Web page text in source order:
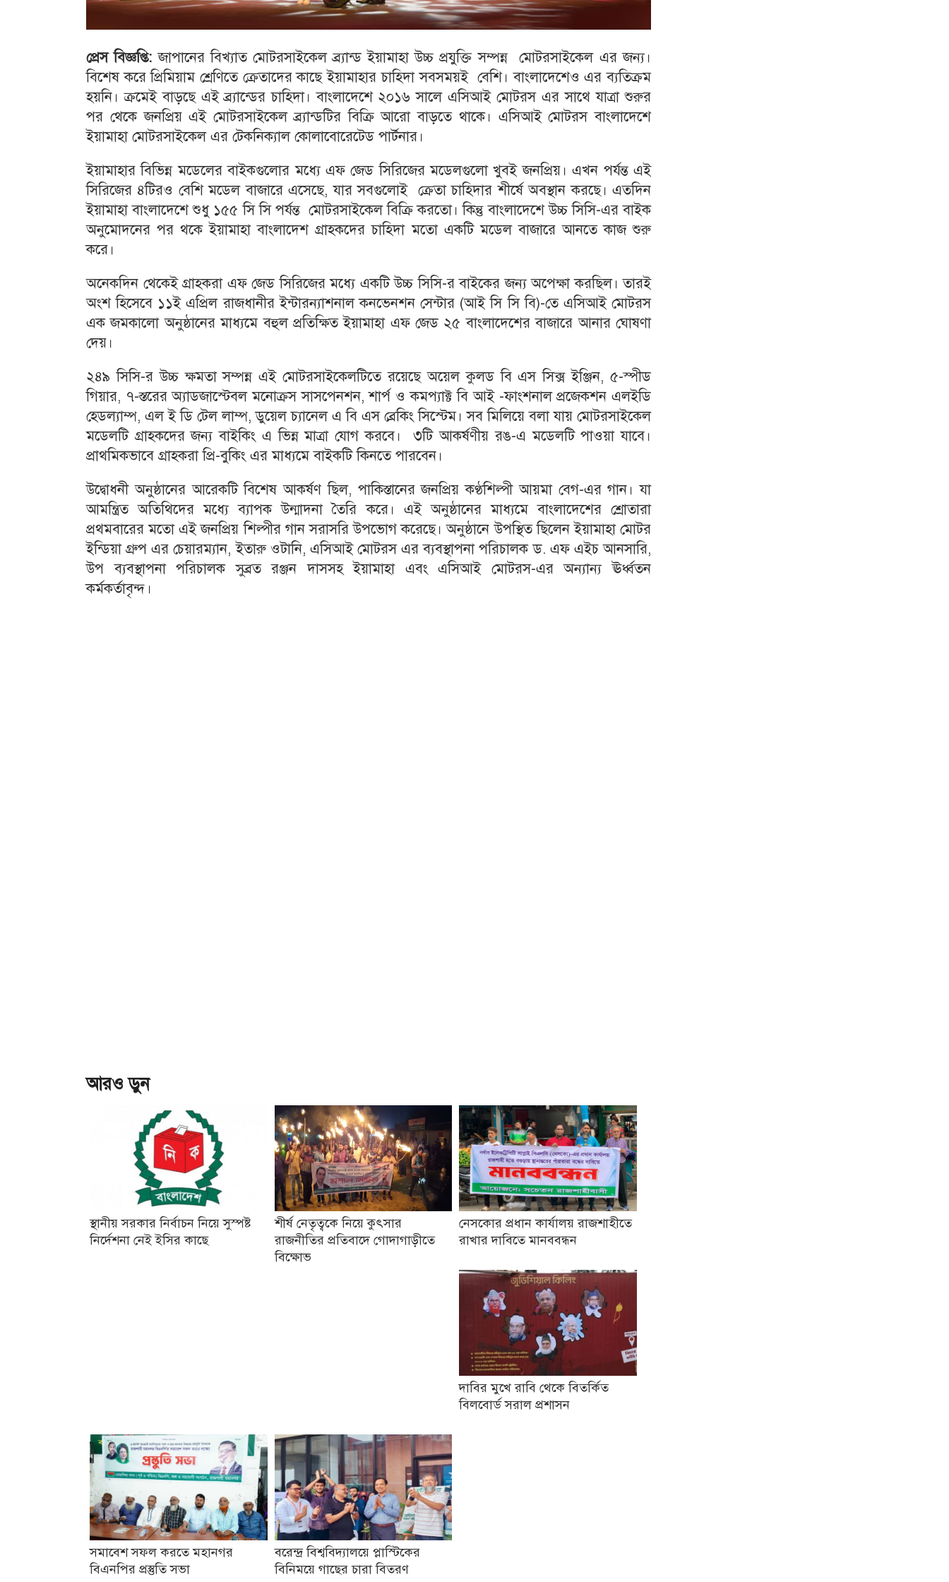
প্রেস বিজ্ঞপ্তি: জাপানের বিখ্যাত মোটরসাইকেল ব্র্যান্ড ইয়ামাহা উচ্চ প্রযুক্তি সম্পন্ন মোটরসাইকেল এর জন্য।
বিশেষ করে প্রিমিয়াম শ্রেণিতে ক্রেতাদের কাছে ইয়ামাহার চাহিদা সবসময়ই বেশি। বাংলাদেশেও এর ব্যতিক্রম
হয়নি। ক্রমেই বাড়ছে এই ব্র্যান্ডের চাহিদা। বাংলাদেশে ২০১৬ সালে এসিআই মোটরস এর সাথে যাত্রা শুরুর
পর থেকে জনপ্রিয় এই মোটরসাইকেল ব্র্যান্ডটির বিক্রি আরো বাড়তে থাকে। এসিআই মোটরস বাংলাদেশে
ইয়ামাহা মোটরসাইকেল এর টেকনিক্যাল কোলাবোরেটেড পার্টনার।
ইয়ামাহার বিভিন্ন মডেলের বাইকগুলোর মধ্যে এফ জেড সিরিজের মডেলগুলো খুবই জনপ্রিয়। এখন পর্যন্ত এই
সিরিজের ৪টিরও বেশি মডেল বাজারে এসেছে, যার সবগুলোই ক্রেতা চাহিদার শীর্ষে অবস্থান করছে। এতদিন
ইয়ামাহা বাংলাদেশে শুধু ১৫৫ সি সি পর্যন্ত মোটরসাইকেল বিক্রি করতো। কিন্তু বাংলাদেশে উচ্চ সিসি-এর বাইক
অনুমোদনের পর থকে ইয়ামাহা বাংলাদেশ গ্রাহকদের চাহিদা মতো একটি মডেল বাজারে আনতে কাজ শুরু
করে।
অনেকদিন থেকেই গ্রাহকরা এফ জেড সিরিজের মধ্যে একটি উচ্চ সিসি-র বাইকের জন্য অপেক্ষা করছিল। তারই
অংশ হিসেবে ১১ই এপ্রিল রাজধানীর ইন্টারন্যাশনাল কনভেনশন সেন্টার (আই সি সি বি)-তে এসিআই মোটরস
এক জমকালো অনুষ্ঠানের মাধ্যমে বহুল প্রতিক্ষিত ইয়ামাহা এফ জেড ২৫ বাংলাদেশের বাজারে আনার ঘোষণা
দেয়।
২৪৯ সিসি-র উচ্চ ক্ষমতা সম্পন্ন এই মোটরসাইকেলটিতে রয়েছে অয়েল কুলড বি এস সিক্স ইঞ্জিন, ৫-স্পীড
গিয়ার, ৭-স্তরের অ্যাডজাস্টেবল মনোক্রস সাসপেনশন, শার্প ও কমপ্যাক্ট বি আই -ফাংশনাল প্রজেকশন এলইডি
হেডল্যাম্প, এল ই ডি টেল লাম্প, ডুয়েল চ্যানেল এ বি এস ব্রেকিং সিস্টেম। সব মিলিয়ে বলা যায় মোটরসাইকেল
মডেলটি গ্রাহকদের জন্য বাইকিং এ ভিন্ন মাত্রা যোগ করবে। ৩টি আকর্ষণীয় রঙ-এ মডেলটি পাওয়া যাবে।
প্রাথমিকভাবে গ্রাহকরা প্রি-বুকিং এর মাধ্যমে বাইকটি কিনতে পারবেন।
উদ্বোধনী অনুষ্ঠানের আরেকটি বিশেষ আকর্ষণ ছিল, পাকিস্তানের জনপ্রিয় কণ্ঠশিল্পী আয়মা বেগ-এর গান। যা
আমন্ত্রিত অতিথিদের মধ্যে ব্যাপক উন্মাদনা তৈরি করে। এই অনুষ্ঠানের মাধ্যমে বাংলাদেশের শ্রোতারা
প্রথমবারের মতো এই জনপ্রিয় শিল্পীর গান সরাসরি উপভোগ করেছে। অনুষ্ঠানে উপস্থিত ছিলেন ইয়ামাহা মোটর
ইন্ডিয়া গ্রুপ এর চেয়ারম্যান, ইতারু ওটানি, এসিআই মোটরস এর ব্যবস্থাপনা পরিচালক ড. এফ এইচ আনসারি,
উপ ব্যবস্থাপনা পরিচালক সুব্রত রঞ্জন দাসসহ ইয়ামাহা এবং এসিআই মোটরস-এর অন্যান্য ঊর্ধ্বতন
কর্মকর্তাবৃন্দ।
আরও ড়ুন
স্থানীয় সরকার নির্বাচন নিয়ে সুস্পষ্ট
নির্দেশনা নেই ইসির কাছে
শীর্ষ নেতৃত্বকে নিয়ে কুৎসার
রাজনীতির প্রতিবাদে গোদাগাড়ীতে
বিক্ষোভ
নেসকোর প্রধান কার্যালয় রাজশাহীতে
রাখার দাবিতে মানববন্ধন
দাবির মুখে রাবি থেকে বিতর্কিত
বিলবোর্ড সরাল প্রশাসন
সমাবেশ সফল করতে মহানগর
বিএনপির প্রস্তুতি সভা
বরেন্দ্র বিশ্ববিদ্যালয়ে প্লাস্টিকের
বিনিময়ে গাছের চারা বিতরণ